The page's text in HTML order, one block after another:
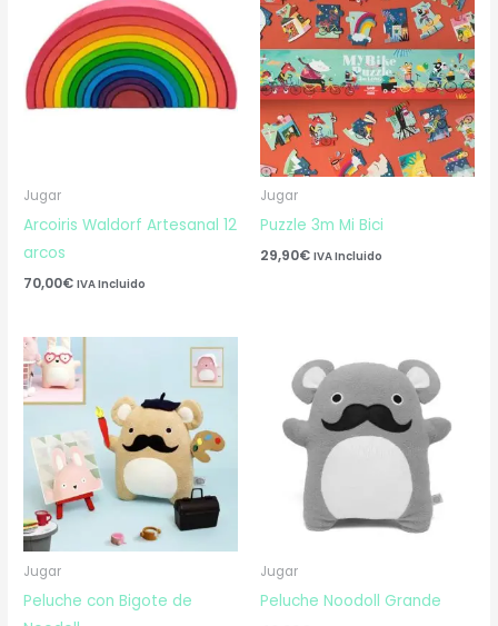
Jugar
Arcoiris Waldorf Artesanal 12
arcos
70,00€ IVA Incluido
Jugar
Puzzle 3m Mi Bici
29,90€ IVA Incluido
Jugar
Peluche con Bigote de
Jugar
Peluche Noodoll Grande